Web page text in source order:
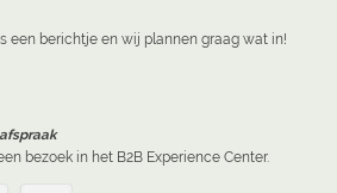
een berichtje en wij plannen graag wat in!
bezoek in het B2B Experience Center.